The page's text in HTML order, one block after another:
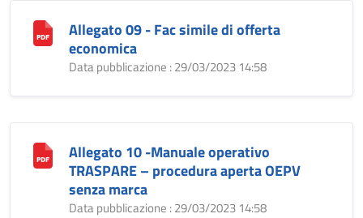
Allegato 09 - Fac simile di offerta
economica
Data pubblicazione : 29/03/2023 14:58
Allegato 10 -Manuale operativo
TRASPARE – procedura aperta OEPV
senza marca
Data pubblicazione : 29/03/2023 14:58